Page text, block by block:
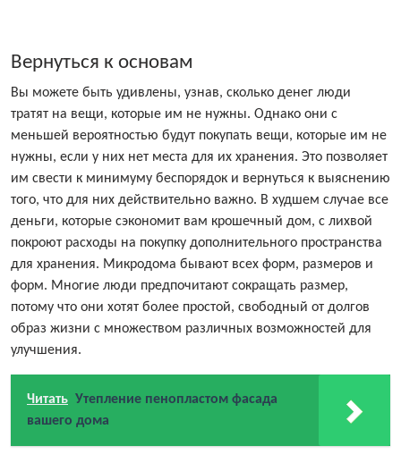
Вернуться к основам
Вы можете быть удивлены, узнав, сколько денег люди
тратят на вещи, которые им не нужны. Однако они с
меньшей вероятностью будут покупать вещи, которые им не
нужны, если у них нет места для их хранения. Это позволяет
им свести к минимуму беспорядок и вернуться к выяснению
того, что для них действительно важно. В худшем случае все
деньги, которые сэкономит вам крошечный дом, с лихвой
покроют расходы на покупку дополнительного пространства
для хранения. Микродома бывают всех форм, размеров и
форм. Многие люди предпочитают сокращать размер,
потому что они хотят более простой, свободный от долгов
образ жизни с множеством различных возможностей для
улучшения.
Читать Утепление пенопластом фасада
вашего дома